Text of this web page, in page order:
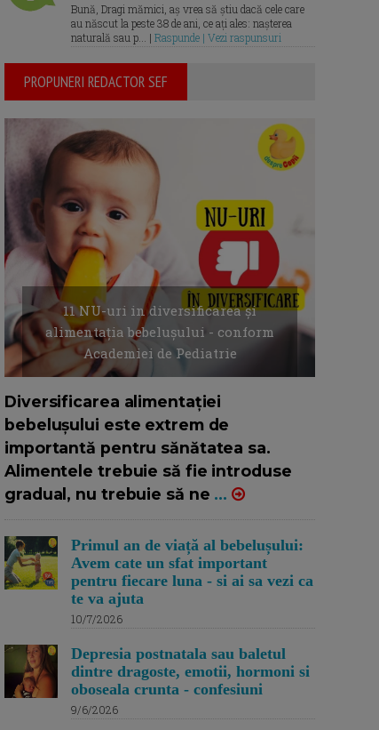
Bună, Dragi mămici, aș vrea să știu dacă cele care
au născut la peste 38 de ani, ce ați ales: nașterea
naturală sau p... | Raspunde | Vezi raspunsuri
PROPUNERI REDACTOR SEF
11 NU-uri in diversificarea și
alimentația bebelușului - conform
Academiei de Pediatrie
Diversificarea alimentației
bebelușului este extrem de
importantă pentru sănătatea sa.
Alimentele trebuie să fie introduse
gradual, nu trebuie să ne ...
Primul an de viață al bebelușului:
Avem cate un sfat important
pentru fiecare luna - si ai sa vezi ca
te va ajuta
10/7/2026
Depresia postnatala sau baletul
dintre dragoste, emotii, hormoni si
oboseala crunta - confesiuni
9/6/2026